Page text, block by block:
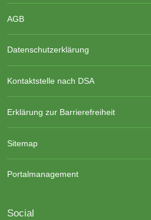
AGB
Datenschutzerklärung
Kontaktstelle nach DSA
Erklärung zur Barrierefreiheit
Sitemap
Portalmanagement
Social